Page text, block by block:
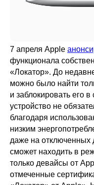
7 апреля Apple
функционала
«Локатор». До
можно было найти
и заблокировать его
устройство не
благодаря
низким
даже на отключенных
сможет находить в
только девайсы от
отмеченные